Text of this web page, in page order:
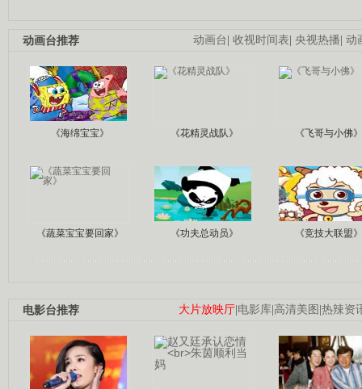
动画台 收视时间表 央视热播 动
动画台推荐
《海绵宝宝》 《花精灵战队》 《飞哥与小佛》
《蔬菜宝宝要回家》 《功夫总动员》 《竞技大联盟》
大片放映厅 电影库 高清美图 热辣资
电影台推荐